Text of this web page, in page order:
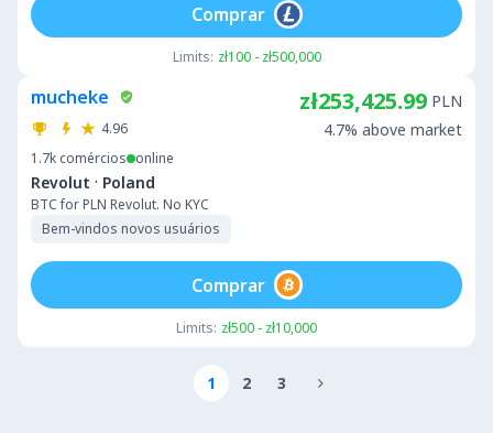
Limits: zł100 - zł500,000
Comprar
mucheke
4.96
1.7k comércios online
Revolut · Poland
BTC for PLN Revolut. No KYC
Bem-vindos novos usuários
zł253,425.99 PLN
4.7% above market
Limits: zł500 - zł10,000
Comprar
1 2 3 